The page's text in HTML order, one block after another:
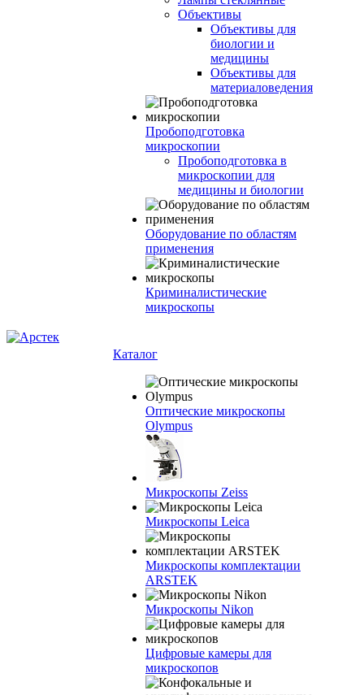
Объективы
Объективы для
биологии и
медицины
Объективы для
материаловедения
Пробоподготовка
микроскопии
Пробоподготовка в
микроскопии для
медицины и биологии
Оборудование по областям
применения
Криминалистические
микроскопы
Каталог
Оптические микроскопы
Olympus
Микроскопы Zeiss
Микроскопы Leica
Микроскопы комплектации
ARSTEK
Микроскопы Nikon
Цифровые камеры для
микроскопов